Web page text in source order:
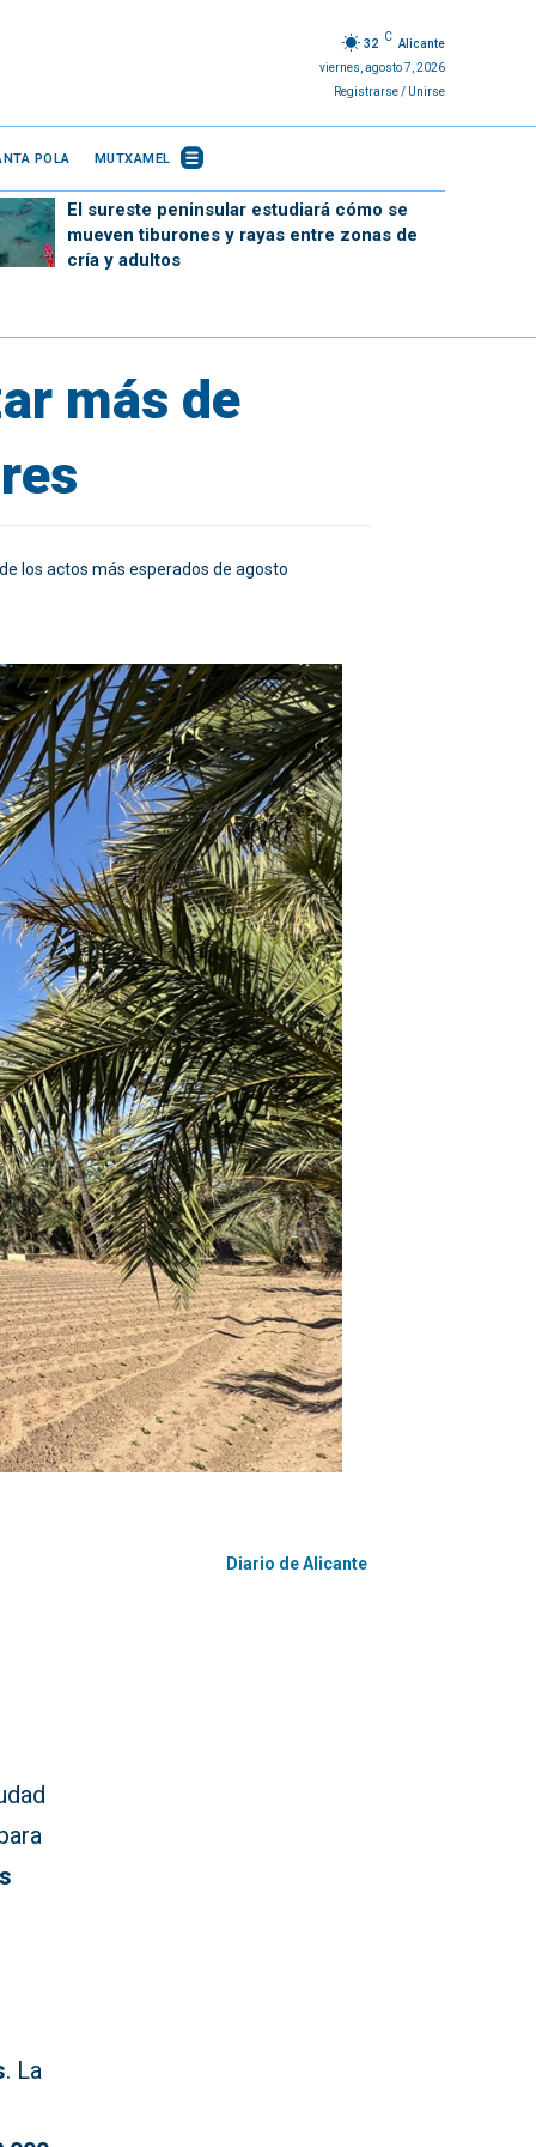
32
C
Alicante
viernes, agosto 7, 2026
Registrarse / Unirse
POLA MUTXAMEL
El sureste peninsular estudiará cómo se
mueven tiburones y rayas entre zonas de
cría y adultos
más de
los actos más esperados de agosto
Diario de Alicante
. La